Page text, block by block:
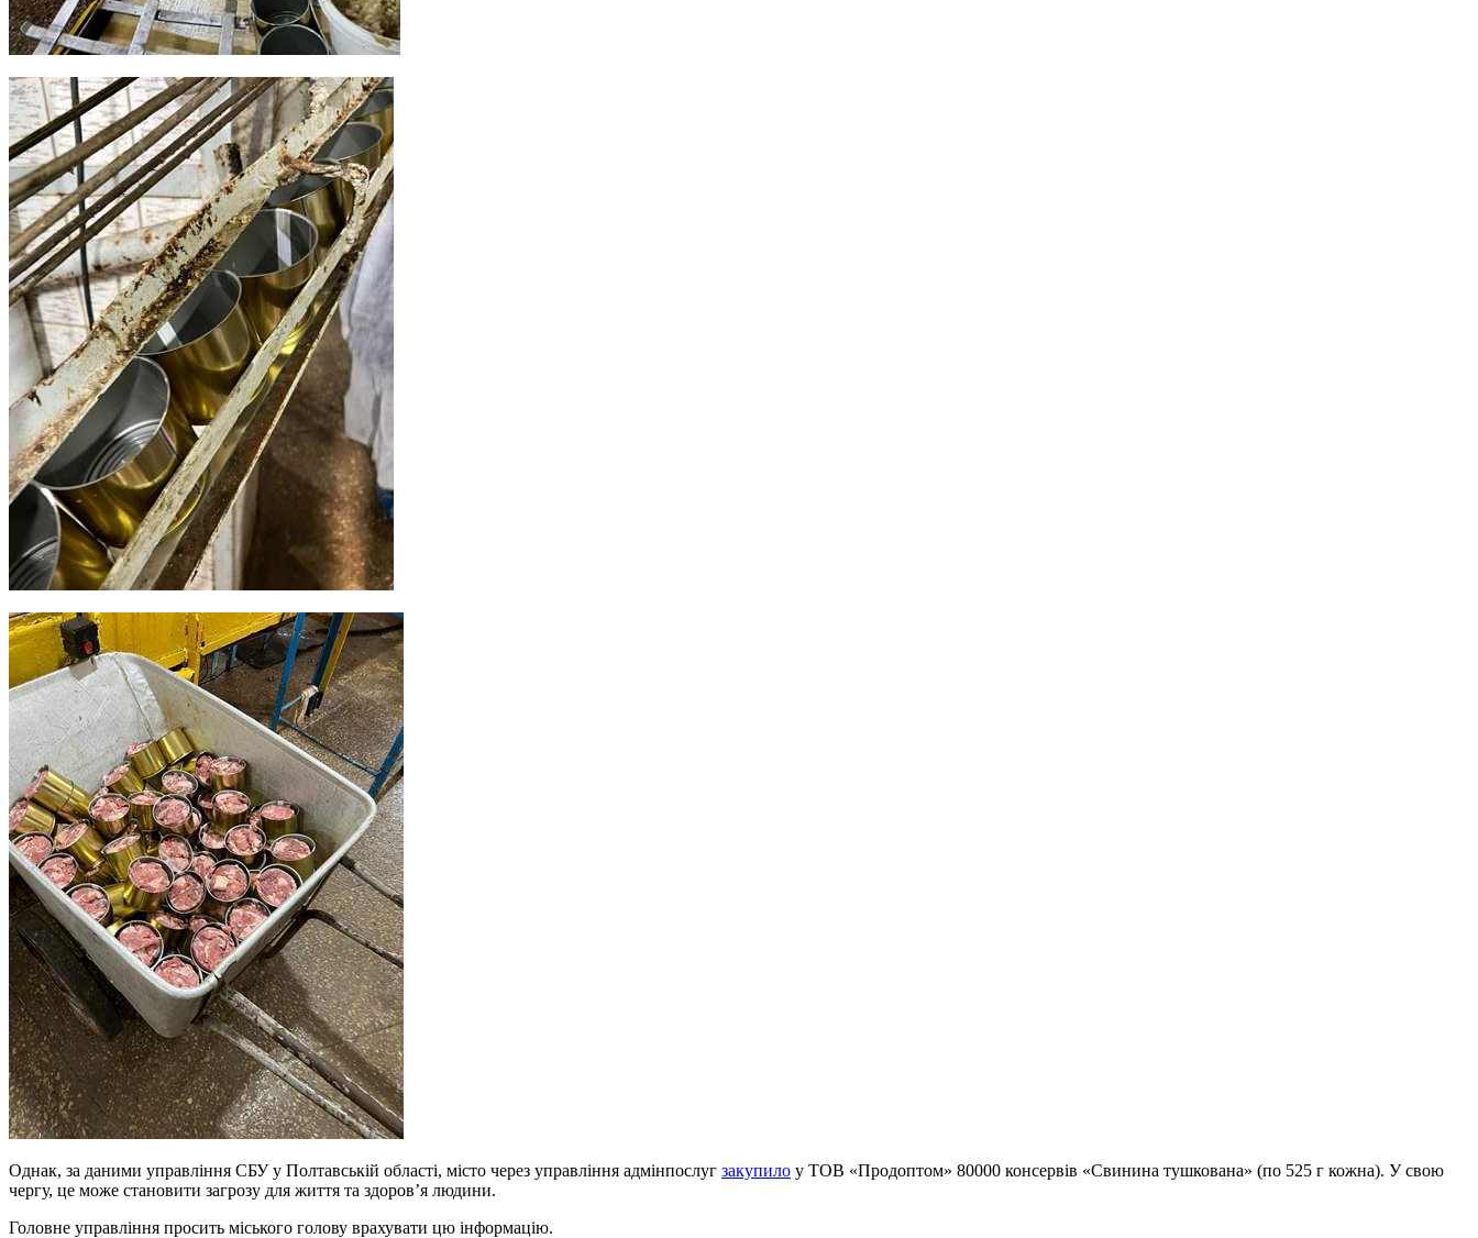
Однак, за даними управління СБУ у Полтавській області, місто через управління адмінпослуг закупило у ТОВ «Продоптом» 80000 консервів «Свинина тушкована» (по 525 г кожна). У свою
чергу, це може становити загрозу для життя та здоров’я людини.
Головне управління просить міського голову врахувати цю інформацію.